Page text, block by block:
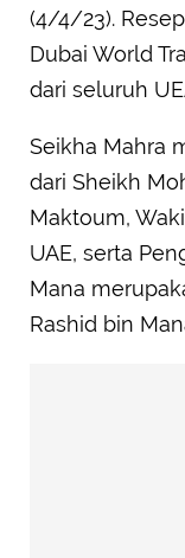
(4/4/23).
Dubai World
dari seluruh
Seikha Mahra
dari Sheikh
Maktoum,
UAE, serta
Mana
Rashid bin